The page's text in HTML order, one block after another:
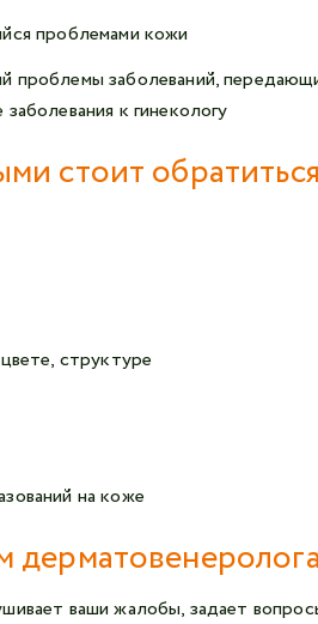
проблемами кожи
проблемы заболеваний,
к гинекологу
стоит
структуре
на коже
дерматовенеролога
ваши жалобы, задает